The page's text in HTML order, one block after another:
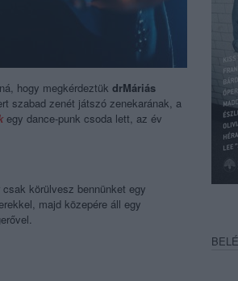
hogy megkérdeztük drMáriás
szabad zenét játszó zenekarának, a
egy dance-punk csoda lett, az év
körülvesz bennünket egy
majd közepére áll egy